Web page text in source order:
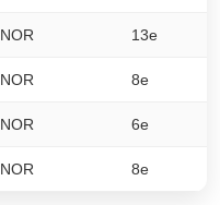
NOR 13e
NOR 8e
NOR 6e
NOR 8e